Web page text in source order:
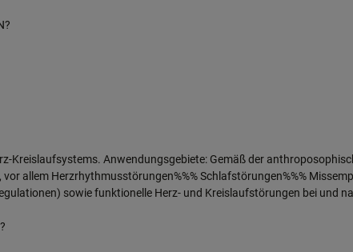
Kreislaufsystems. Anwendungsgebiete: Gemäß der
allem Herzrhythmusstörungen%%% Schlafstörungen%%%
sowie funktionelle Herz- und Kreislaufstörungen bei und